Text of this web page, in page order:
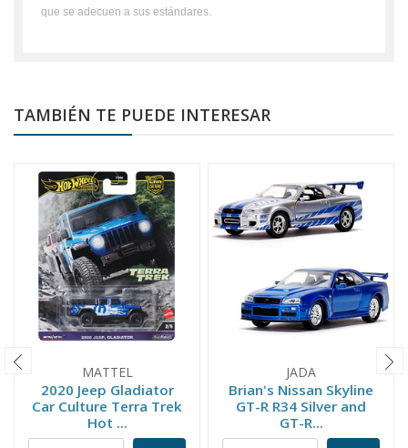
que se adecuen a sus estándares.
TAMBIÉN TE PUEDE INTERESAR
MATTEL
2020 Jeep Gladiator
Car Culture Terra Trek
Hot ...
JADA
Brian's Nissan Skyline
GT-R R34 Silver and
GT-R...